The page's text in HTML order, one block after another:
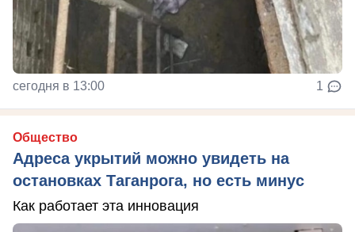
сегодня в 13:00 1
Общество
Адреса укрытий можно увидеть на
остановках Таганрога, но есть минус
Как работает эта инновация